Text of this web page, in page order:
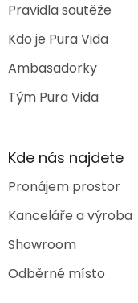
Pravidla soutěže
Kdo je Pura Vida
Ambasadorky
Tým Pura Vida
Kde nás najdete
Pronájem prostor
Kanceláře a výroba
Showroom
Odběrné místo